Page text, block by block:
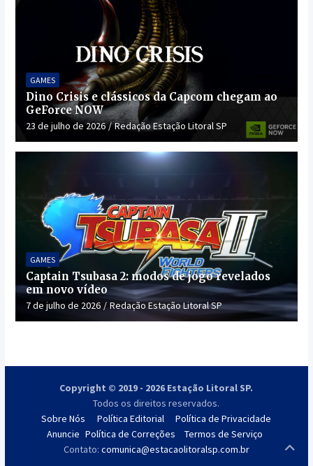
GAMES
Dino Crisis e clássicos da Capcom chegam ao
GeForce NOW
23 de julho de 2026 Redação Estação Litoral SP
GAMES
Captain Tsubasa 2: modos de jogo revelados
em novo vídeo
7 de julho de 2026 Redação Estação Litoral SP
Copyright © 2019 - 2026 Estação Litoral SP.
Todos os direitos reservados.
Sobre Nós
Anuncie
Política Editorial
Política de Correções
Política de Privacidade
Termos de Serviço
Contato: comunica@estacaolitoralsp.com.br